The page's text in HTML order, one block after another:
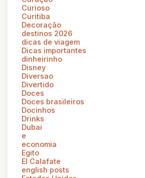
Curioso
Curitiba
Decoração
destinos 2026
dicas de viagem
Dicas importantes
dinheirinho
Disney
Diversao
Divertido
Doces
Doces brasileiros
Docinhos
Drinks
Dubai
e
economia
Egito
El Calafate
english posts